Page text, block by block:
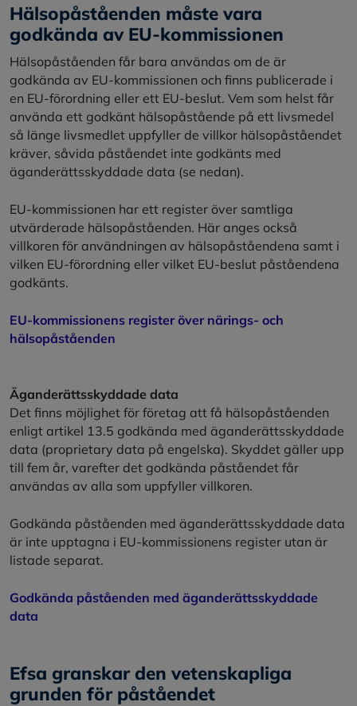
Hälsopåståenden måste vara
godkända av EU-kommissionen
Hälsopåståenden får bara användas om de är
godkända av EU-kommissionen och finns publicerade i
en EU-förordning eller ett EU-beslut. Vem som helst får
använda ett godkänt hälsopåstående på ett livsmedel
så länge livsmedlet uppfyller de villkor hälsopåståendet
kräver, såvida påståendet inte godkänts med
äganderättsskyddade data (se nedan).
EU-kommissionen har ett register över samtliga
utvärderade hälsopåståenden. Här anges också
villkoren för användningen av hälsopåståendena samt i
vilken EU-förordning eller vilket EU-beslut påståendena
godkänts.
EU-kommissionens register över närings- och
hälsopåståenden
Äganderättsskyddade data
Det finns möjlighet för företag att få hälsopåståenden
enligt artikel 13.5 godkända med äganderättsskyddade
data (proprietary data på engelska). Skyddet gäller upp
till fem år, varefter det godkända påståendet får
användas av alla som uppfyller villkoren.
Godkända påståenden med äganderättsskyddade data
är inte upptagna i EU-kommissionens register utan är
listade separat.
Godkända påståenden med äganderättsskyddade
data
Efsa granskar den vetenskapliga
grunden för påståendet